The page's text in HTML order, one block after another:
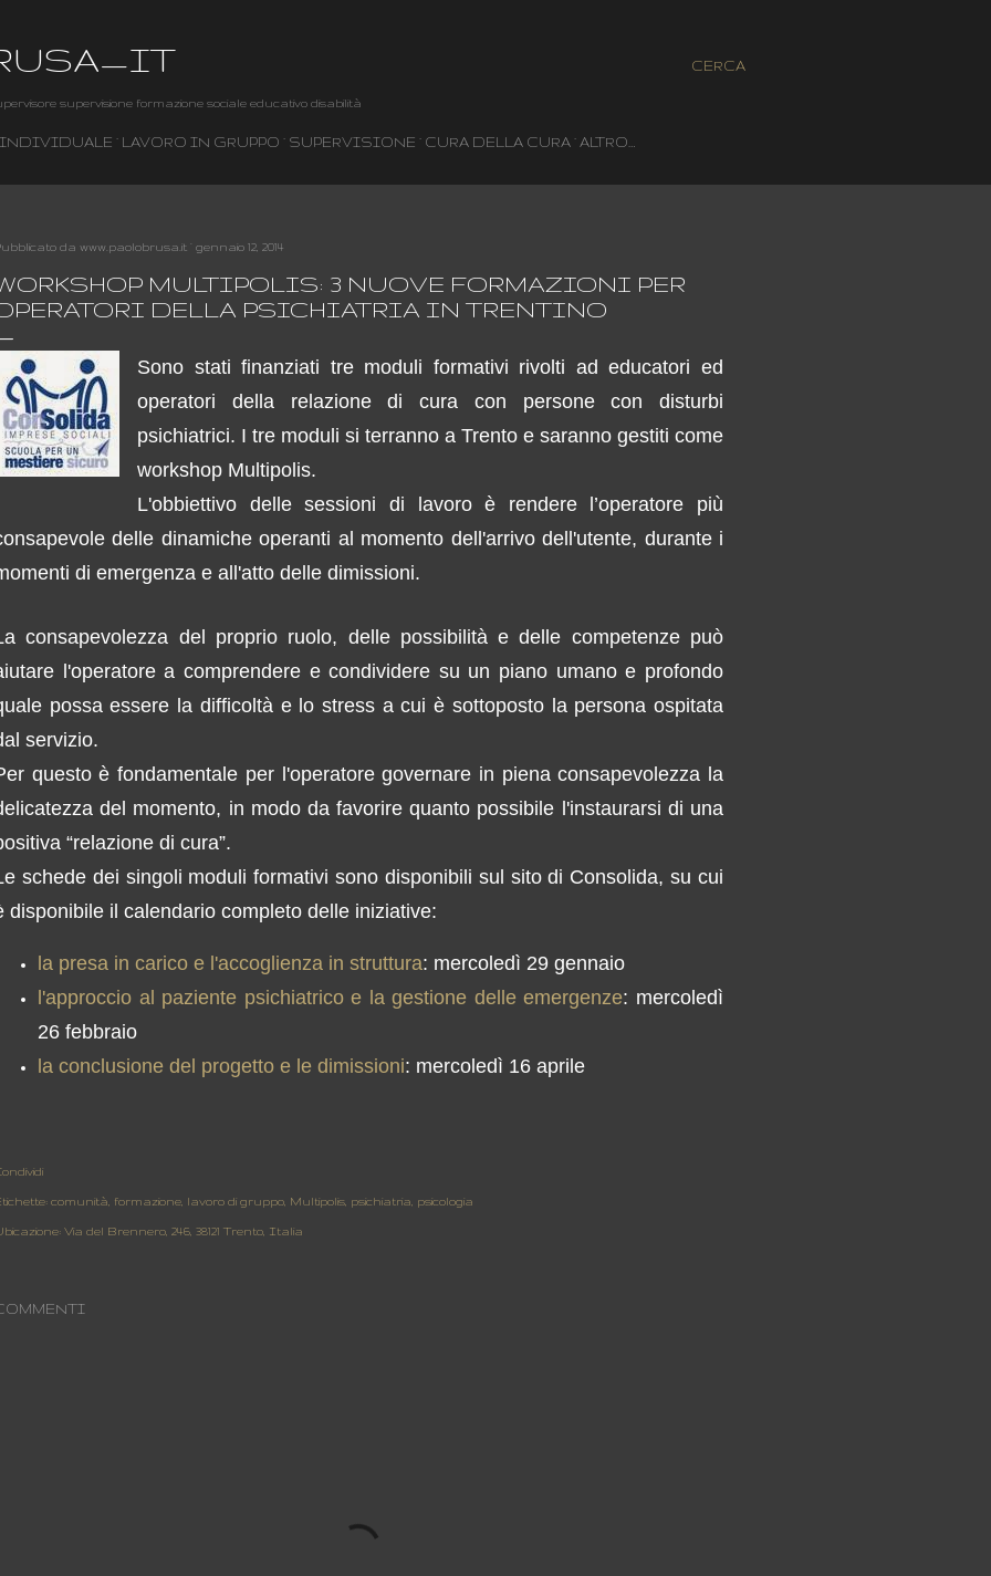
CERCA
supervisione formazione sociale educativo disabilità
INDIVIDUALE LAVORO IN GRUPPO SUPERVISIONE CURA DELLA CURA ALTRO…
da www.paolobrusa.it gennaio 12, 2014
MULTIPOLIS: 3 NUOVE FORMAZIONI PER
DELLA PSICHIATRIA IN TRENTINO
Sono stati finanziati tre moduli formativi rivolti ad educatori ed
operatori della relazione di cura con persone con disturbi
psichiatrici. I tre moduli si terranno a Trento e saranno gestiti come
workshop Multipolis.
L'obbiettivo delle sessioni di lavoro è rendere l’operatore più
delle dinamiche operanti al momento dell'arrivo dell'utente, durante i
di emergenza e all'atto delle dimissioni.
consapevolezza del proprio ruolo, delle possibilità e delle competenze può
l'operatore a comprendere e condividere su un piano umano e profondo
possa essere la difficoltà e lo stress a cui è sottoposto la persona ospitata
servizio.
questo è fondamentale per l'operatore governare in piena consapevolezza la
del momento, in modo da favorire quanto possibile l'instaurarsi di una
“relazione di cura”.
schede dei singoli moduli formativi sono disponibili sul sito di Consolida, su cui
disponibile il calendario completo delle iniziative:
la presa in carico e l'accoglienza in struttura: mercoledì 29 gennaio
l'approccio al paziente psichiatrico e la gestione delle emergenze: mercoledì
26 febbraio
la conclusione del progetto e le dimissioni: mercoledì 16 aprile
comunità formazione lavoro di gruppo Multipolis psichiatria psicologia
Via del Brennero, 246, 38121 Trento, Italia